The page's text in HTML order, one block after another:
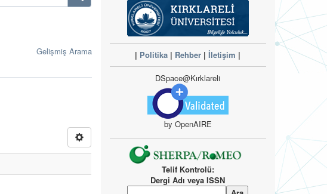
Gelişmiş Arama
| Politika | Rehber |İletişim |
DSpace@Kırklareli
by OpenAIRE
Telif Kontrolü:
Dergi Adı veya ISSN